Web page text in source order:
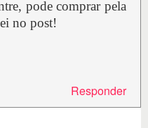
pode comprar pela
no post!
Responder